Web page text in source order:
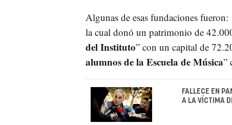
Algunas de esas fundaciones fueron:
la cual donó un patrimonio de
del Instituto” con un capital de
alumnos de la Escuela de Música”
FALLECE EN
A LA VÍCTIMA